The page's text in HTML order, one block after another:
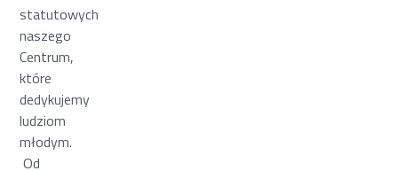
statutowych
naszego
Centrum,
które
dedykujemy
ludziom
młodym.
Od